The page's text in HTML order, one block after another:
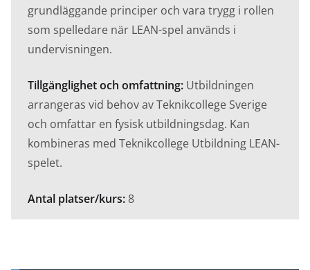
grundläggande principer och vara trygg i rollen
som spelledare när LEAN-spel används i
undervisningen.
Tillgänglighet och omfattning: Utbildningen
arrangeras vid behov av Teknikcollege Sverige
och omfattar en fysisk utbildningsdag. Kan
kombineras med Teknikcollege Utbildning LEAN-
spelet.
Antal platser/kurs: 8